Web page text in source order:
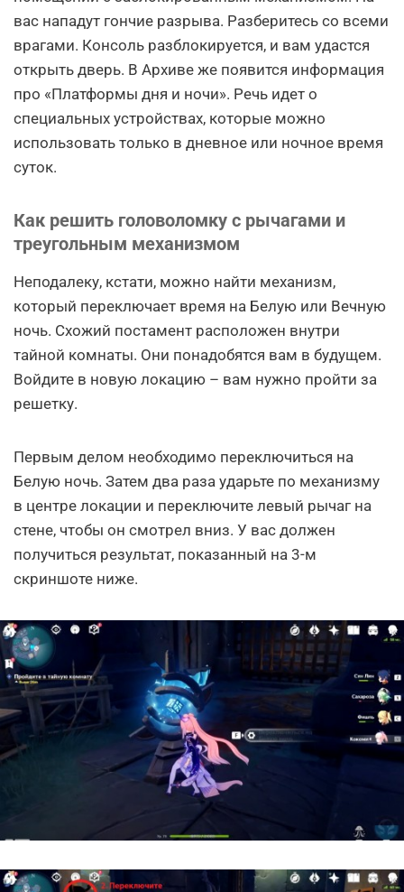
вас нападут гончие разрыва. Разберитесь со всеми
врагами. Консоль разблокируется, и вам удастся
открыть дверь. В Архиве же появится информация
про «Платформы дня и ночи». Речь идет о
специальных устройствах, которые можно
использовать только в дневное или ночное время
суток.
Как решить головоломку с рычагами и
треугольным механизмом
Неподалеку, кстати, можно найти механизм,
который переключает время на Белую или Вечную
ночь. Схожий постамент расположен внутри
тайной комнаты. Они понадобятся вам в будущем.
Войдите в новую локацию – вам нужно пройти за
решетку.
Первым делом необходимо переключиться на
Белую ночь. Затем два раза ударьте по механизму
в центре локации и переключите левый рычаг на
стене, чтобы он смотрел вниз. У вас должен
получиться результат, показанный на 3-м
скриншоте ниже.